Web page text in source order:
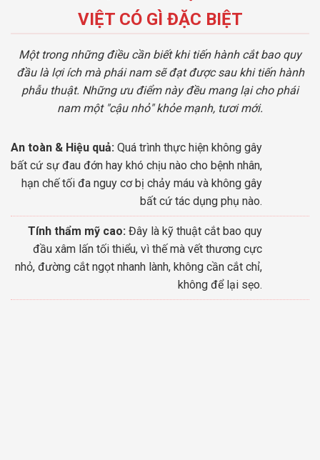
VIỆT CÓ GÌ ĐẶC BIỆT
Một trong những điều cần biết khi tiến hành cắt bao quy
đầu là lợi ích mà phái nam sẽ đạt được sau khi tiến hành
phẫu thuật. Những ưu điểm này đều mang lại cho phái
nam một "cậu nhỏ" khỏe mạnh, tươi mới.
An toàn & Hiệu quả: Quá trình thực hiện không gây
bất cứ sự đau đớn hay khó chịu nào cho bệnh nhân,
hạn chế tối đa nguy cơ bị chảy máu và không gây
bất cứ tác dụng phụ nào.
Tính thẩm mỹ cao: Đây là kỹ thuật cắt bao quy
đầu xâm lấn tối thiểu, vì thế mà vết thương cực
nhỏ, đường cắt ngọt nhanh lành, không cần cắt chỉ,
không để lại sẹo.